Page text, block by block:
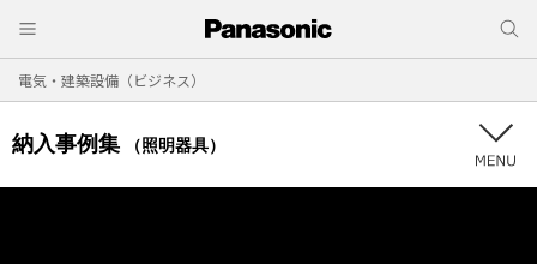
電気・建築設備（ビジネス）
納入事例集 （照明器具）